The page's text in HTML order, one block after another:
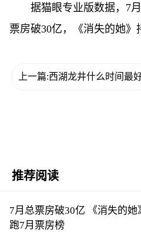
据猫眼专业版数据，7
票房破30亿，《消失的她》
上一篇:西湖龙井什么时间最
推荐阅读
7月总票房破30亿 《消失的她
跑7月票房榜